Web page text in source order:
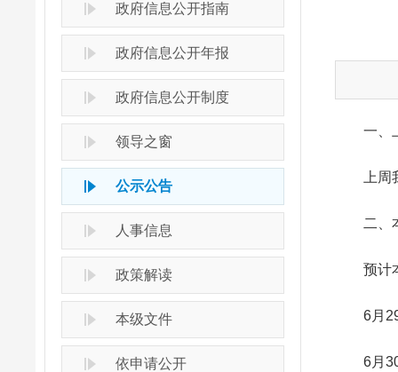
政府信息公开指南
政府信息公开年报
政府信息公开制度
领导之窗
公示公告
人事信息
政策解读
本级文件
依申请公开
一、上
上周我
二、本
预计本
6月29
6月30